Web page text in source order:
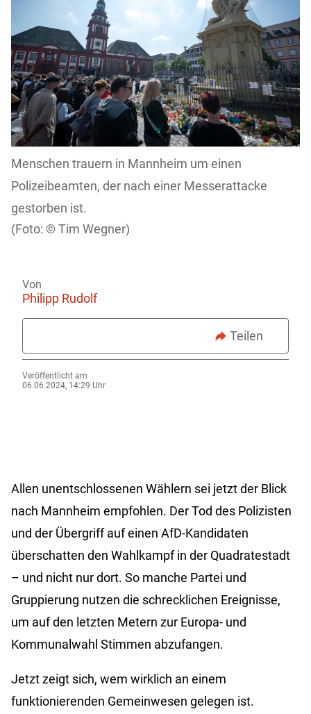
Menschen trauern in Mannheim um einen
Polizeibeamten, der nach einer Messerattacke
gestorben ist.
Tim Wegner)
Von
Philipp Rudolf
Teilen
Veröffentlicht am
06.06.2024, 14:29 Uhr
Allen unentschlossenen Wählern sei jetzt der Blick
nach Mannheim empfohlen. Der Tod des Polizisten
und der Übergriff auf einen AfD-Kandidaten
überschatten den Wahlkampf in der Quadratestadt
– und nicht nur dort. So manche Partei und
Gruppierung nutzen die schrecklichen Ereignisse,
um auf den letzten Metern zur Europa- und
Kommunalwahl Stimmen abzufangen.
Jetzt zeigt sich, wem wirklich an einem
funktionierenden Gemeinwesen gelegen ist.